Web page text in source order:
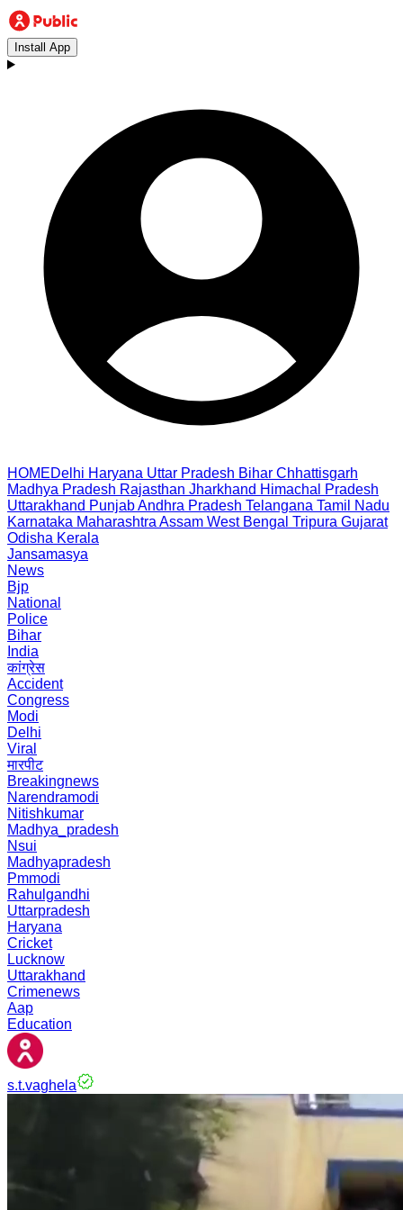
Install App
HOMEDelhi Haryana Uttar Pradesh Bihar Chhattisgarh
Madhya Pradesh Rajasthan Jharkhand Himachal Pradesh
Uttarakhand PunjabAndhra Pradesh Telangana Tamil Nadu
Karnataka Maharashtra Assam West Bengal Tripura Gujarat
Odisha Kerala
Jansamasya
News
Bjp
National
Police
Bihar
India
कांग्रेस
Accident
Congress
Modi
Delhi
Viral
मारपीट
Breakingnews
Narendramodi
Nitishkumar
Madhya_pradesh
Nsui
Madhyapradesh
Pmmodi
Rahulgandhi
Uttarpradesh
Haryana
Cricket
Lucknow
Uttarakhand
Crimenews
Aap
Education
s.t.vaghela